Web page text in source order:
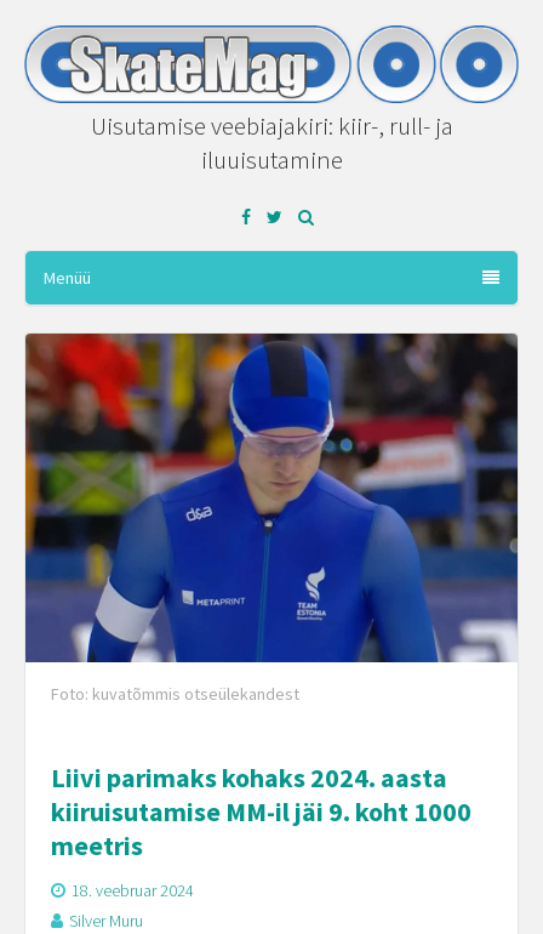
Uisutamise veebiajakiri: kiir-, rull- ja
iluuisutamine
Facebook
Twitter
Menüü
Foto: kuvatõmmis otseülekandest
Liivi parimaks kohaks 2024. aasta
kiiruisutamise MM-il jäi 9. koht 1000
meetris
18. veebruar 2024
Silver Muru